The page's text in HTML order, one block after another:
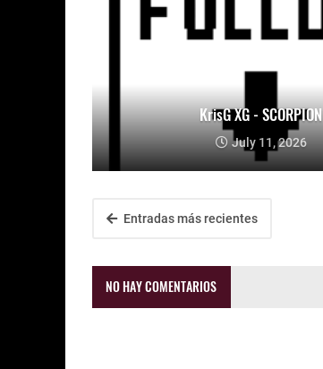
KrisG XG - SCORPION
July 11, 2026
Entradas más recientes
NO HAY COMENTARIOS